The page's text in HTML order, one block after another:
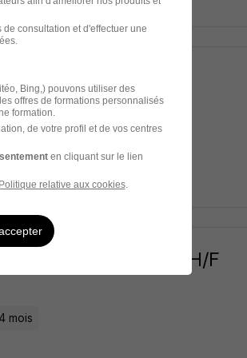
BTS Mhr - Bac+1 - 2 H/F
mois
consultation et d'effectuer une
Bing,) pouvons utiliser des
offres de formations personnalisés
formation.
de votre profil et de vos centres
en cliquant sur le lien
Politique relative aux cookies.